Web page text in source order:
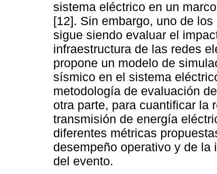
sistema eléctrico en un
[12]. Sin embargo, uno de
sigue siendo evaluar el
infraestructura de las redes
propone un modelo de
sísmico en el sistema
metodología de evaluación
otra parte, para cuantificar la
transmisión de energía
diferentes métricas
desempeño operativo y de la
del evento.